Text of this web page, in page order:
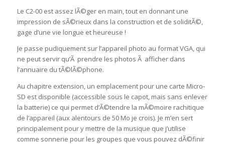
Le C2-00 est assez lÃ©ger en main, tout en donnant une
impression de sÃ©rieux dans la construction et de soliditÃ©,
gage d’une vie longue et heureuse !
Je passe pudiquement sur l’appareil photo au format VGA, qui
ne peut servir qu’Ã prendre les photos Ã afficher dans
l’annuaire du tÃ©lÃ©phone.
Au chapitre extension, un emplacement pour une carte Micro-
SD est disponible (accessible sous le capot, mais sans enlever
la batterie) ce qui permet d’Ã©tendre la mÃ©moire rachitique
de l’appareil (aux alentours de 50 Mo je crois). Je m’en sert
principalement pour y mettre de la musique que j’utilise
comme sonnerie pour les groupes que vous pouvez dÃ©finir